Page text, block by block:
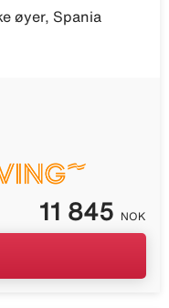
øyer, Spania
11 845 NOK